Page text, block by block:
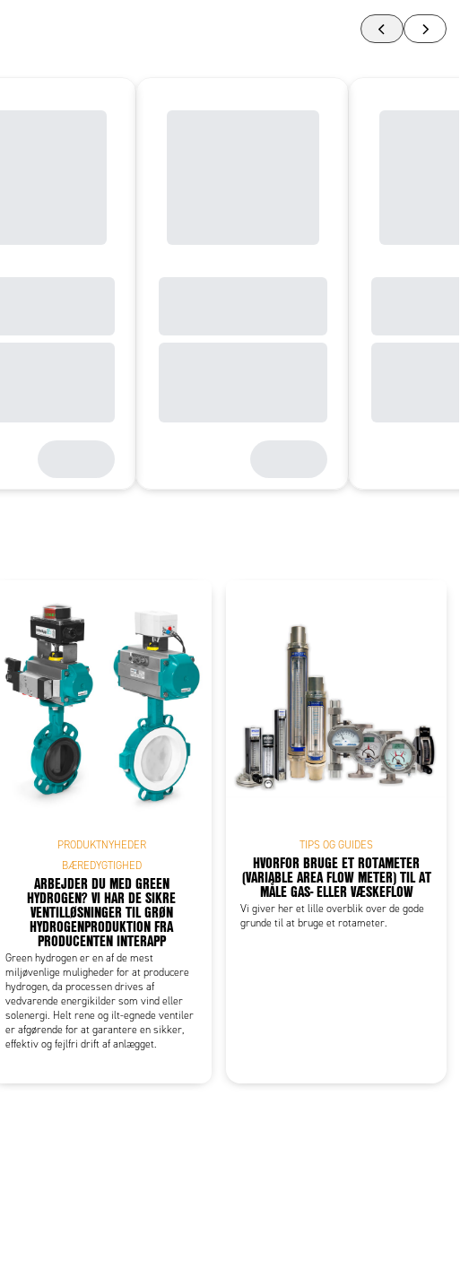
PRODUKTNYHEDER
BÆREDYGTIGHED
ARBEJDER DU MED GREEN
HYDROGEN? VI HAR DE SIKRE
VENTILLØSNINGER TIL GRØN
HYDROGENPRODUKTION FRA
PRODUCENTEN INTERAPP
Green hydrogen er en af de mest
miljøvenlige muligheder for at producere
hydrogen, da processen drives af
vedvarende energikilder som vind eller
solenergi. Helt rene og ilt-egnede ventiler
er afgørende for at garantere en sikker,
effektiv og fejlfri drift af anlægget.
TIPS OG GUIDES
HVORFOR BRUGE ET ROTAMETER
(VARIABLE AREA FLOW METER) TIL AT
MÅLE GAS- ELLER VÆSKEFLOW
Vi giver her et lille overblik over de gode
grunde til at bruge et rotameter.